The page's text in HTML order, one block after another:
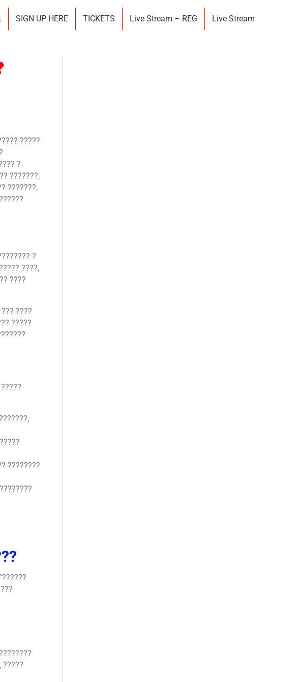
SIGN UP HERE TICKETS Live Stream – REG Live Stream
?????
?
???????,
???????,
?
????,
????
????
?????
????????
?????